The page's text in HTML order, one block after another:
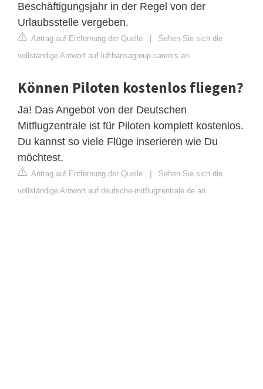
Beschäftigungsjahr in der Regel von der
Urlaubsstelle vergeben.
Antrag auf Entfernung der Quelle
Sehen Sie sich die
vollständige Antwort auf lufthansagroup.careers an
Können Piloten kostenlos fliegen?
Ja! Das Angebot von der Deutschen
Mitflugzentrale ist für Piloten komplett kostenlos.
Du kannst so viele Flüge inserieren wie Du
möchtest.
Antrag auf Entfernung der Quelle
Sehen Sie sich die
vollständige Antwort auf deutsche-mitflugzentrale.de an